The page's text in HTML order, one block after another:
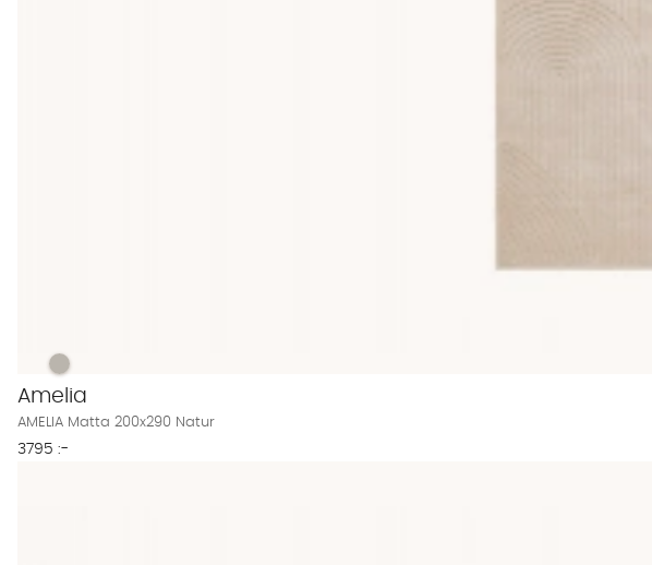
AMELIA Matta 200x290 Natur Finns även i dessa färger:
AMELIA Matta 200x290 Natur
Amelia
AMELIA Matta 200x290 Natur
3795 :-